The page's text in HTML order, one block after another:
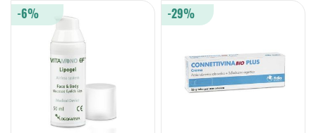
-6% -29%